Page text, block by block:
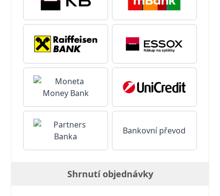
Bankovní převod
Shrnutí objednávky